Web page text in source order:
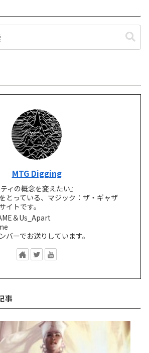
MTG Digging
ィの概念を変えたい』
とっている、マジック：ザ・ギャザ
イトです。
＆Us_Apart
バーでお送りしています。
事